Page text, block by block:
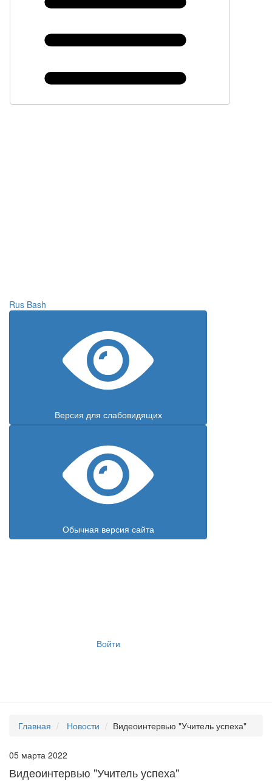
Rus Bash
Версия для слабовидящих
Обычная версия сайта
Войти
Главная Новости Видеоинтервью "Учитель успеха"
05 марта 2022
Видеоинтервью "Учитель успеха"